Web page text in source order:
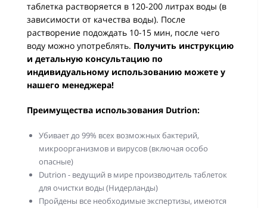
таблетка растворяется в 120-200 литрах воды (в
зависимости от качества воды). После
растворение подождать 10-15 мин, после чего
воду можно употреблять. Получить инструкцию
и детальную консультацию по
индивидуальному использованию можете у
нашего менеджера!
Преимущества использования Dutrion:
Убивает до 99% всех возможных бактерий,
микроорганизмов и вирусов (включая особо
опасные)
Dutrion - ведущий в мире производитель таблеток
для очистки воды (Нидерланды)
Пройдены все необходимые экспертизы, имеются